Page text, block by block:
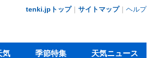
tenki.jpトップ｜ サイトマップ｜ ヘルプ
気 季節特集 天気ニュース